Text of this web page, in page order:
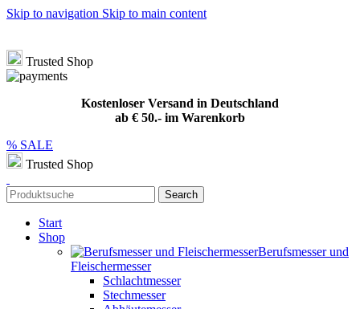
Skip to navigation Skip to main content
Trusted Shop
Kostenloser Versand in Deutschland
ab € 50.- im Warenkorb
% SALE
Trusted Shop
Search
Start
Shop
Berufsmesser und
Fleischermesser
Schlachtmesser
Stechmesser